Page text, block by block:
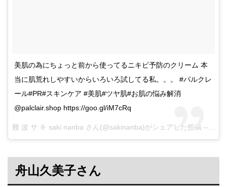
美肌の為にちょっと前から使ってるニキビ予防のクリーム 本
当に肌荒れしやすいからいろいろ試してる私。。。 #パルクレ
ール#PR#スキンケア #美肌#ツヤ肌#お肌の悩み解消
@palclair.shop https://goo.gl/iM7cRq
舟山久美子さん